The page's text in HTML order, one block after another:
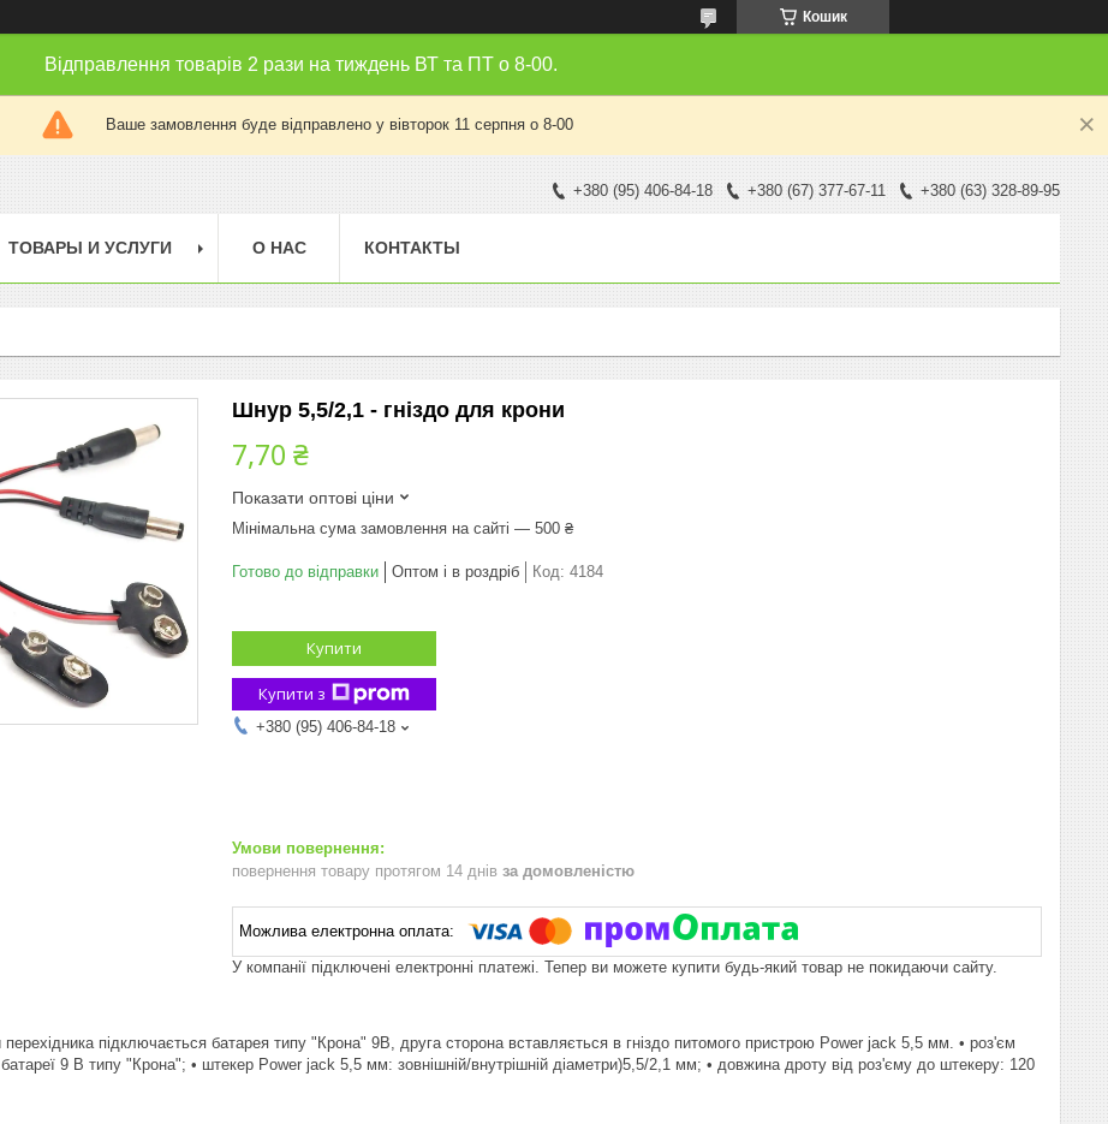
Кошик
Відправлення товарів 2 рази на тиждень ВТ та ПТ о 8-00.
Ваше замовлення буде відправлено у вівторок 11 серпня о 8-00
+380 (95) 406-84-18 +380 (67) 377-67-11 +380 (63) 328-89-95
ТОВАРЫ И УСЛУГИ О НАС КОНТАКТЫ
Шнур 5,5/2,1 - гніздо для крони
7,70 ₴
Показати оптові ціни
Мінімальна сума замовлення на сайті — 500 ₴
Готово до відправки Оптом і в роздріб Код: 4184
Купити
Купити з
+380 (95) 406-84-18
повернення товару протягом 14 днів за домовленістю
У компанії підключені електронні платежі. Тепер ви можете купити будь-який товар не покидаючи сайту.
перехідника підключається батарея типу "Крона" 9В, друга сторона вставляється в гніздо питомого пристрою Power jack 5,5 мм. • роз'єм
9 В типу "Крона"; • штекер Power jack 5,5 мм: зовнішній/внутрішній діаметри)5,5/2,1 мм; • довжина дроту від роз'єму до штекеру: 120